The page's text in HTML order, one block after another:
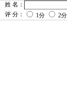
姓 名：
评 分：
1分 2分